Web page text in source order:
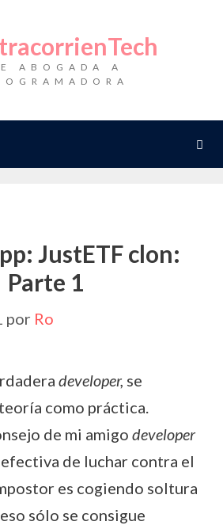
ABOGADA A
JustETF clon:
Parte 1
por Ro
developer, se
como práctica.
de mi amigo developer
efectiva de luchar contra el
es cogiendo soltura
sólo se consigue